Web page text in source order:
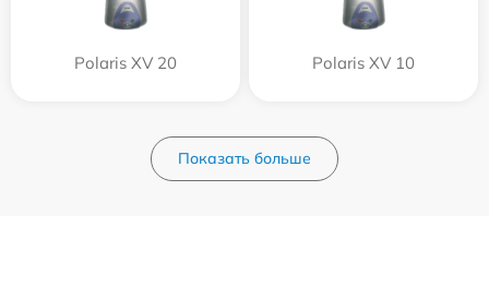
Polaris XV 20 Polaris XV 10
Показать больше